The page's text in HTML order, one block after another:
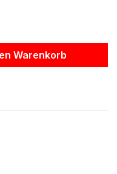
Wert ein oder
Warenkorb